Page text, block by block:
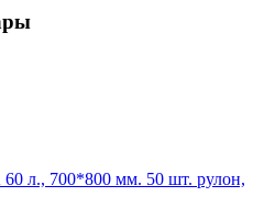
60 л., 700*800 мм. 50 шт. рулон,